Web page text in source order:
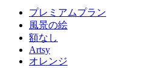
プレミアムプラン
風景の絵
額なし
Artsy
オレンジ